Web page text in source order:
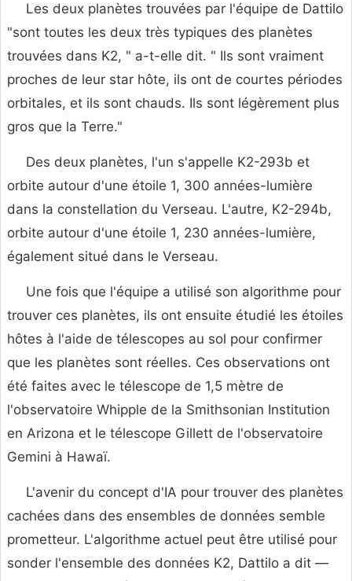
Les deux planètes trouvées par l'équipe de Dattilo
"sont toutes les deux très typiques des planètes
trouvées dans K2, " a-t-elle dit. " Ils sont vraiment
proches de leur star hôte, ils ont de courtes périodes
orbitales, et ils sont chauds. Ils sont légèrement plus
gros que la Terre."
Des deux planètes, l'un s'appelle K2-293b et
orbite autour d'une étoile 1, 300 années-lumière
dans la constellation du Verseau. L'autre, K2-294b,
orbite autour d'une étoile 1, 230 années-lumière,
également situé dans le Verseau.
Une fois que l'équipe a utilisé son algorithme pour
trouver ces planètes, ils ont ensuite étudié les étoiles
hôtes à l'aide de télescopes au sol pour confirmer
que les planètes sont réelles. Ces observations ont
été faites avec le télescope de 1,5 mètre de
l'observatoire Whipple de la Smithsonian Institution
en Arizona et le télescope Gillett de l'observatoire
Gemini à Hawaï.
L'avenir du concept d'IA pour trouver des planètes
cachées dans des ensembles de données semble
prometteur. L'algorithme actuel peut être utilisé pour
sonder l'ensemble des données K2, Dattilo a dit —